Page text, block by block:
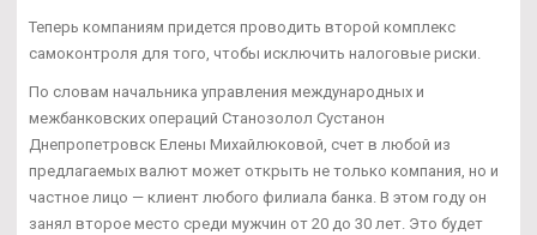
Теперь компаниям придется проводить второй комплекс
самоконтроля для того, чтобы исключить налоговые риски.
По словам начальника управления международных и
межбанковских операций Станозолол Сустанон
Днепропетровск Елены Михайлюковой, счет в любой из
предлагаемых валют может открыть не только компания, но и
частное лицо — клиент любого филиала банка. В этом году он
занял второе место среди мужчин от 20 до 30 лет. Это будет